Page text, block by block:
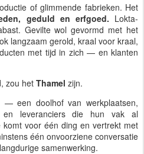
of glimmende fabrieken. Het
geduld en erfgoed. Lokta-
Gevilte wol gevormd met het
langzaam gerold, kraal voor kraal,
met tijd in zich — en klanten
zou het Thamel zijn.
— een doolhof van werkplaatsen,
en leveranciers die hun vak al
voor één ding en vertrekt met
één onvoorziene conversatie
samenwerking.